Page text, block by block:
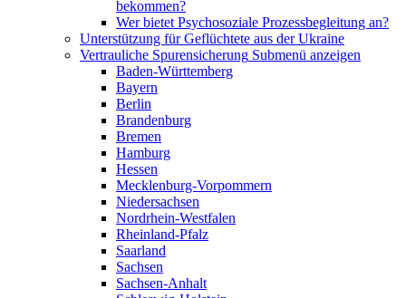
bekommen?
Wer bietet Psychosoziale Prozessbegleitung an?
Unterstützung für Geflüchtete aus der Ukraine
Vertrauliche Spurensicherung Submenü anzeigen
Baden-Württemberg
Bayern
Berlin
Brandenburg
Bremen
Hamburg
Hessen
Mecklenburg-Vorpommern
Niedersachsen
Nordrhein-Westfalen
Rheinland-Pfalz
Saarland
Sachsen
Sachsen-Anhalt